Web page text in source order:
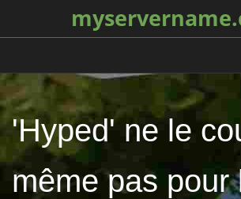
'Hyped' ne le
même pas pour